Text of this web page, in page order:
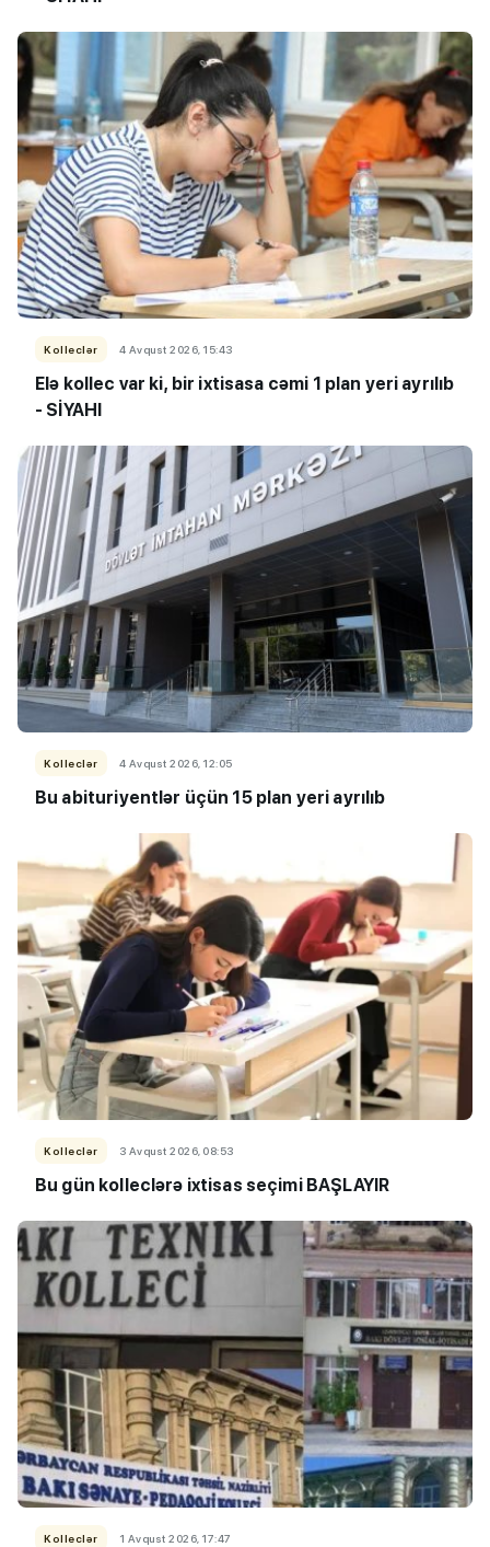
Kolleclər 4 Avqust 2026, 15:43
Elə kollec var ki, bir ixtisasa cəmi 1 plan yeri ayrılıb
- SİYAHI
Kolleclər 4 Avqust 2026, 12:05
Bu abituriyentlər üçün 15 plan yeri ayrılıb
Kolleclər 3 Avqust 2026, 08:53
Bu gün kolleclərə ixtisas seçimi BAŞLAYIR
Kolleclər 1 Avqust 2026, 17:47